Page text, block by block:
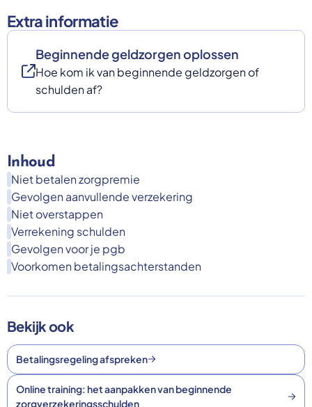
Extra informatie
Beginnende geldzorgen oplossen
Hoe kom ik van beginnende geldzorgen of
schulden af?
Inhoud
Niet betalen zorgpremie
Gevolgen aanvullende verzekering
Niet overstappen
Verrekening schulden
Gevolgen voor je pgb
Voorkomen betalingsachterstanden
Bekijk ook
Betalingsregeling afspreken
Online training: het aanpakken van beginnende
zorgverzekeringsschulden